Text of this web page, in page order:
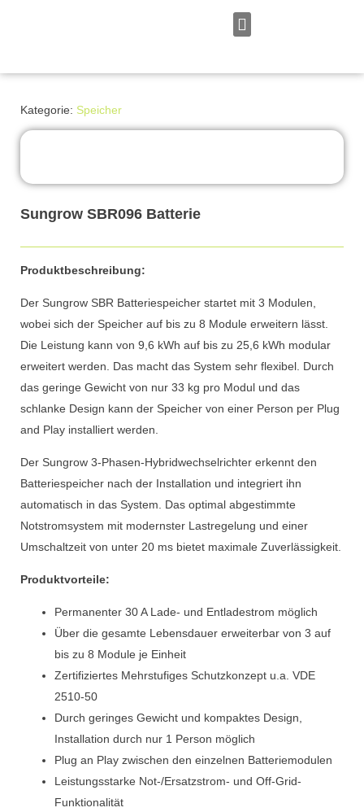
Kategorie: Speicher
Sungrow SBR096 Batterie
Produktbeschreibung:
Der Sungrow SBR Batteriespeicher startet mit 3 Modulen,
wobei sich der Speicher auf bis zu 8 Module erweitern lässt.
Die Leistung kann von 9,6 kWh auf bis zu 25,6 kWh modular
erweitert werden. Das macht das System sehr flexibel. Durch
das geringe Gewicht von nur 33 kg pro Modul und das
schlanke Design kann der Speicher von einer Person per Plug
and Play installiert werden.
Der Sungrow 3-Phasen-Hybridwechselrichter erkennt den
Batteriespeicher nach der Installation und integriert ihn
automatisch in das System. Das optimal abgestimmte
Notstromsystem mit modernster Lastregelung und einer
Umschaltzeit von unter 20 ms bietet maximale Zuverlässigkeit.
Produktvorteile:
Permanenter 30 A Lade- und Entladestrom möglich
Über die gesamte Lebensdauer erweiterbar von 3 auf
bis zu 8 Module je Einheit
Zertifiziertes Mehrstufiges Schutzkonzept u.a. VDE
2510-50
Durch geringes Gewicht und kompaktes Design,
Installation durch nur 1 Person möglich
Plug an Play zwischen den einzelnen Batteriemodulen
Leistungsstarke Not-/Ersatzstrom- und Off-Grid-
Funktionalität